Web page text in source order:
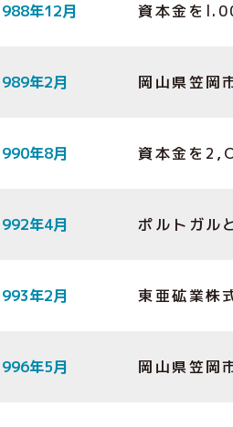
年12月 資本金を
年2月 岡山県笠岡
年8月 資本金を
年4月 ポルトガル
年2月 東亜砿業株
年5月 岡山県笠岡